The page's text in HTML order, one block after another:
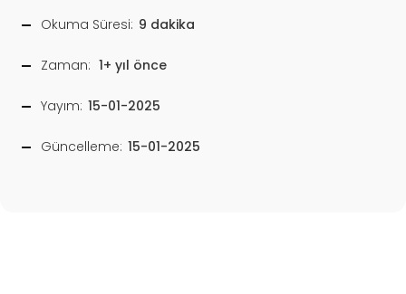
Okuma Süresi: 9 dakika
Zaman: 1+ yıl önce
Yayım: 15-01-2025
Güncelleme: 15-01-2025